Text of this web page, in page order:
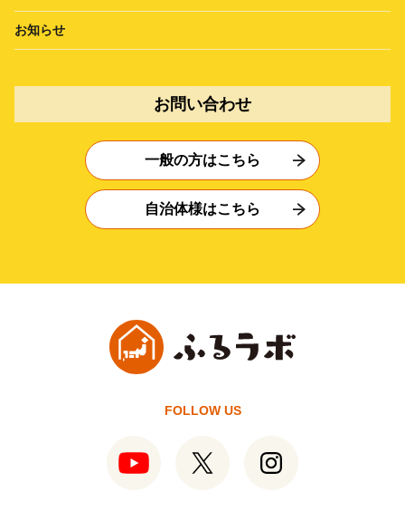
お知らせ
お問い合わせ
一般の方はこちら
自治体様はこちら
FOLLOW US